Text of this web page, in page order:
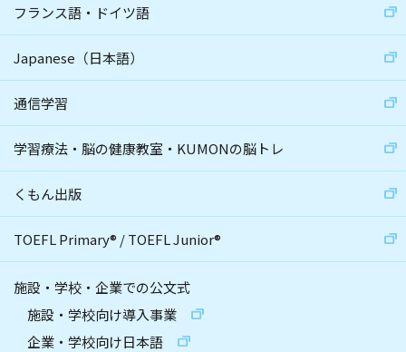
フランス語・ドイツ語
Japanese（日本語）
通信学習
学習療法・脳の健康教室・KUMONの脳トレ
くもん出版
TOEFL Primary® /TOEFL Junior®
施設・学校・企業での公文式
施設・学校向け導入事業
企業・学校向け日本語